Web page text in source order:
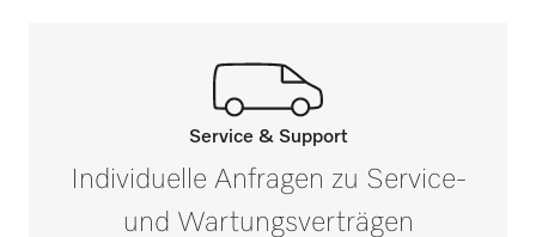
Rufen Sie unsere Experten an.
Wenn Sie Fragen haben oder weitere
Service & Support
Individuelle Anfragen zu Service-
und Wartungsverträgen